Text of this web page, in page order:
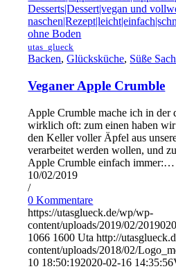
utas_glueck
Backen,Glücksküche, Süße
Veganer Apple Crumble
Apple Crumble mache ich in der
wirklich oft: zum einen haben
den Keller voller Äpfel aus
verarbeitet werden wollen, und
Apple Crumble einfach immer:…
10/02/2019
/
0 Kommentare
https://utasglueck.de/wp/wp-
content/uploads/2019/02/
1066 1600 Uta http://
content/uploads/2018/02/
10 18:50:192020-02-16 14:35:56